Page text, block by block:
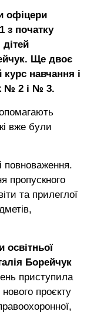
офіцери
з початку
Ще двоє
навчання і
№ 2 і № 3.
вже були
повноваження.
пропускного
та прилеглої
освітньої
Борейчук
приступила
проєкту